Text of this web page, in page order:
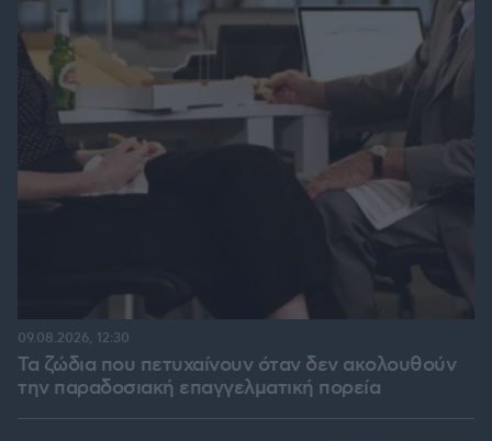
Τα ζώδια που πετυχαίνουν όταν δεν ακολουθούν
την παραδοσιακή επαγγελματική πορεία
09.08.2026, 12:30